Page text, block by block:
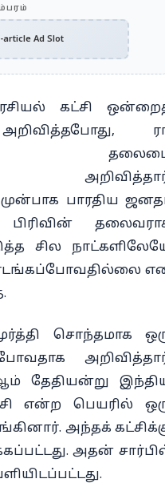
Ad Slot
கட்சி
பாரதிய
பிரிவின்
சில
சொந்தமாக
தேதியன்று
என்ற பெயரில்
அந்தக்
அதன்